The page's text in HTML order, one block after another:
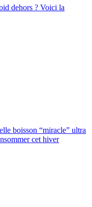
dehors ? Voici la
boisson “miracle” ultra
cet hiver